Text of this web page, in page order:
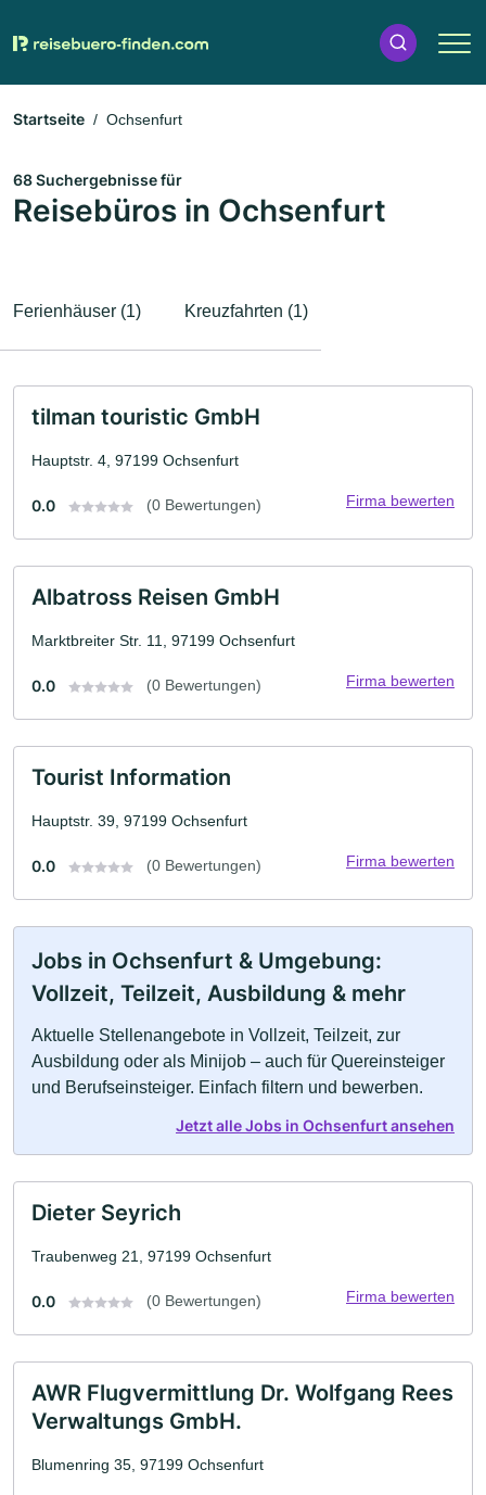
Startseite Ochsenfurt
68 Suchergebnisse für
Reisebüros in Ochsenfurt
Ferienhäuser (1) Kreuzfahrten (1)
tilman touristic GmbH
Hauptstr. 4, 97199 Ochsenfurt
0.0 (0 Bewertungen) Firma bewerten
Albatross Reisen GmbH
Marktbreiter Str. 11, 97199 Ochsenfurt
0.0 (0 Bewertungen) Firma bewerten
Tourist Information
Hauptstr. 39, 97199 Ochsenfurt
0.0 (0 Bewertungen) Firma bewerten
Jobs in Ochsenfurt & Umgebung:
Vollzeit, Teilzeit, Ausbildung & mehr
Aktuelle Stellenangebote in Vollzeit, Teilzeit, zur
Ausbildung oder als Minijob – auch für Quereinsteiger
und Berufseinsteiger. Einfach filtern und bewerben.
Jetzt alle Jobs in Ochsenfurt ansehen
Dieter Seyrich
Traubenweg 21, 97199 Ochsenfurt
0.0 (0 Bewertungen) Firma bewerten
AWR Flugvermittlung Dr. Wolfgang Rees
Verwaltungs GmbH.
Blumenring 35, 97199 Ochsenfurt